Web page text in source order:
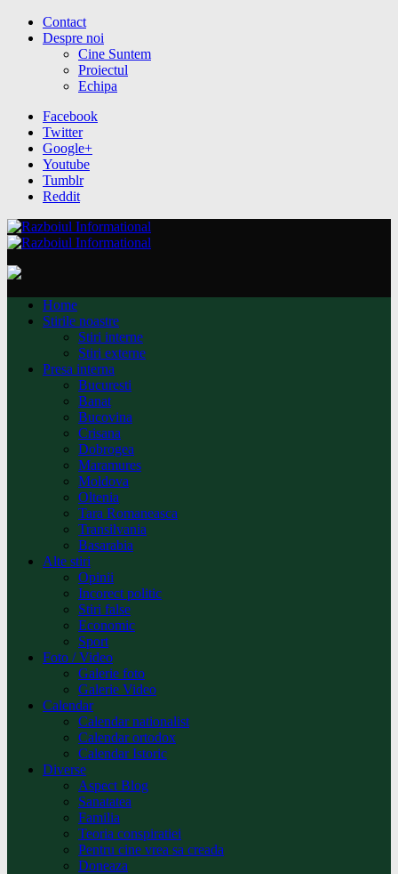
Contact
Despre noi
Cine Suntem
Proiectul
Echipa
Facebook
Twitter
Google+
Youtube
Tumblr
Reddit
Home
Stirile noastre
Stiri interne
Stiri externe
Presa interna
Bucuresti
Banat
Bucovina
Crisana
Dobrogea
Maramures
Moldova
Oltenia
Tara Romaneasca
Transilvania
Basarabia
Alte stiri
Opinii
Incorect politic
Stiri false
Economic
Sport
Foto / Video
Galerie foto
Galerie Video
Calendar
Calendar nationalist
Calendar ortodox
Calendar Istoric
Diverse
Aspect Blog
Sanatatea
Familia
Teoria conspiratiei
Pentru cine vrea sa creada
Doneaza